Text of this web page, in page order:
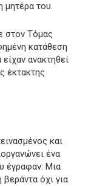
μητέρα του.
στον Τόμας
κατάθεση
ανακτηθεί
έκτακτης
και
ένα
έγραφαν: Μια
όχι για